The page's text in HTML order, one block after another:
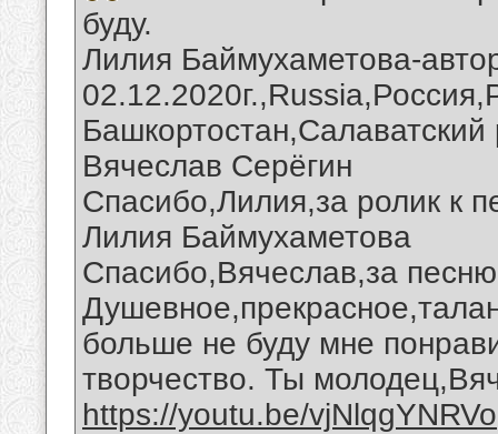
буду.
Лилия Баймухаметова-
Вячеслав Серёгин
Спасибо,Лилия,за ролик к
Лилия Баймухаметова
Спасибо,Вячеслав,за
больше не буду мне
творчество. Ты
https://youtu.be/vjNlqgYNRVo